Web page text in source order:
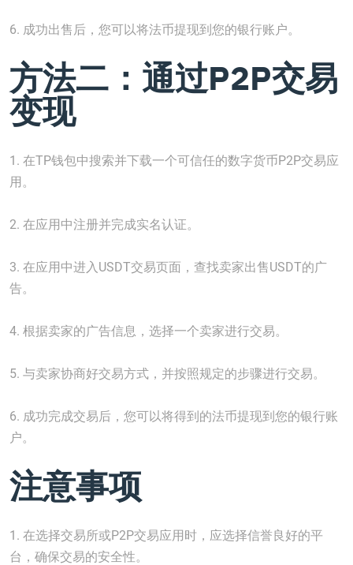
6. 成功出售后，您可以将法币提现到您的银行账户。
方法二：通过P2P交易
变现
1. 在TP钱包中搜索并下载一个可信任的数字货币P2P交易应
用。
2. 在应用中注册并完成实名认证。
3. 在应用中进入USDT交易页面，查找卖家出售USDT的广
告。
4. 根据卖家的广告信息，选择一个卖家进行交易。
5. 与卖家协商好交易方式，并按照规定的步骤进行交易。
6. 成功完成交易后，您可以将得到的法币提现到您的银行账
户。
注意事项
1. 在选择交易所或P2P交易应用时，应选择信誉良好的平
台，确保交易的安全性。